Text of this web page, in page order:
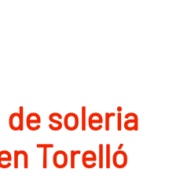
soleria
Torelló